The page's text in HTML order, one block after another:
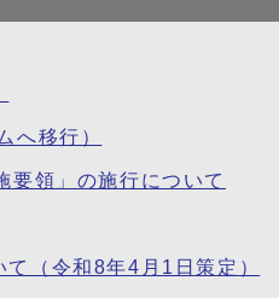
へ移行）
要領」の施行について
（令和8年4月1日策定）